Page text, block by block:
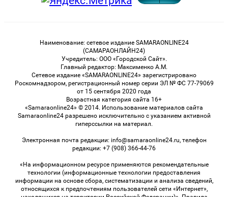
Наименование: сетевое издание SAMARAONLINE24
(САМАРАОНЛАЙН24)
Учредитель: ООО «Городской Сайт».
Главный редактор: Максименко А.М.
Сетевое издание «SAMARAONLINE24» зарегистрировано
Роскомнадзором, регистрационный номер серии ЭЛ № ФС 77-79069
от 15 сентября 2020 года
Возрастная категория сайта 16+
«Samaraonline24» © 2014. Использование материалов сайта
Samaraonline24 разрешено исключительно с указанием активной
гиперссылки на материал.
Электронная почта редакции: info@samaraonline24.ru, телефон
редакции: +7 (908) 366-44-76
«На информационном ресурсе применяются рекомендательные
технологии (информационные технологии предоставления
информации на основе сбора, систематизации и анализа сведений,
относящихся к предпочтениям пользователей сети «Интернет»,